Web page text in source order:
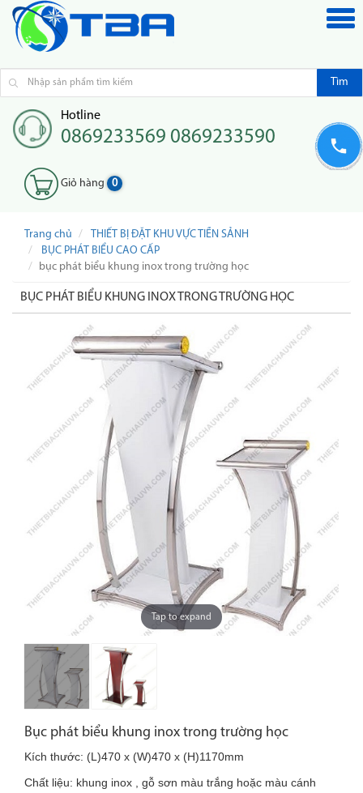
Tìm
Hotline
0869233569 0869233590
Giỏ hàng 0
Trang chủ
THIẾT BỊ ĐẶT KHU VỰC TIỀN SẢNH
BỤC PHÁT BIỂU CAO CẤP
bục phát biểu khung inox trong trường học
BỤC PHÁT BIỂU KHUNG INOX TRONG TRƯỜNG HỌC
Tap to expand
Bục phát biểu khung inox trong trường học
Kích thước: (L)470 x (W)470 x (H)1170mm
Chất liệu: khung inox , gỗ sơn màu trắng hoặc màu cánh